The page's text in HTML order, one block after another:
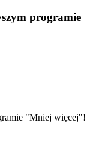
programie
"Mniej więcej"!